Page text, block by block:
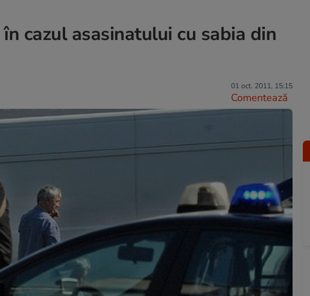
cazul asasinatului cu sabia din
01 oct. 2011, 15:15
Comentează